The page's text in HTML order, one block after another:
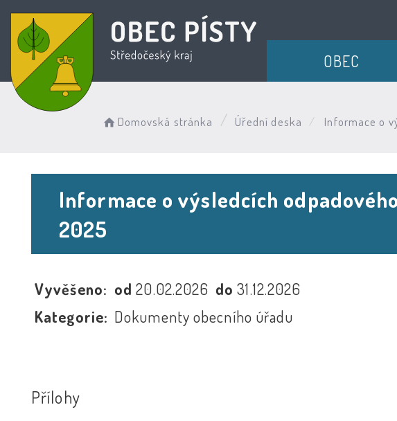
OBEC
Domovská stránka Úřední deska Informace o
Informace o výsledcích
2025
Vyvěšeno: od20.02.2026 do31.12.2026
Kategorie: Dokumenty obecního úřadu
Přílohy